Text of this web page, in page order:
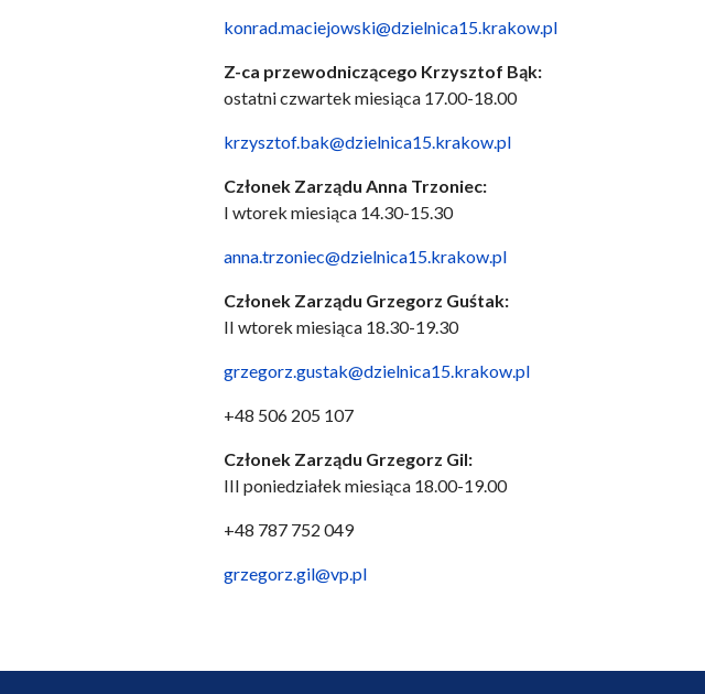
konrad.maciejowski@dzielnica15.krakow.pl
Z-ca przewodniczącego Krzysztof Bąk:
ostatni czwartek miesiąca 17.00-18.00
krzysztof.bak@dzielnica15.krakow.pl
Członek Zarządu Anna Trzoniec:
I wtorek miesiąca 14.30-15.30
anna.trzoniec@dzielnica15.krakow.pl
Członek Zarządu Grzegorz Guśtak:
II wtorek miesiąca 18.30-19.30
grzegorz.gustak@dzielnica15.krakow.pl
+48 506 205 107
Członek Zarządu Grzegorz Gil:
III poniedziałek miesiąca 18.00-19.00
+48 787 752 049
grzegorz.gil@vp.pl